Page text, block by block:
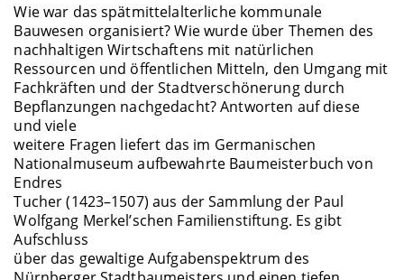
Wie war das spätmittelalterliche kommunale
Bauwesen organisiert? Wie wurde über Themen des
nachhaltigen Wirtschaftens mit natürlichen
Ressourcen und öffentlichen Mitteln, den Umgang mit
Fachkräften und der Stadtverschönerung durch
Bepflanzungen nachgedacht? Antworten auf diese
und viele
weitere Fragen liefert das im Germanischen
Nationalmuseum aufbewahrte Baumeisterbuch von
Endres
Tucher (1423–1507) aus der Sammlung der Paul
Wolfgang Merkel’schen Familienstiftung. Es gibt
Aufschluss
über das gewaltige Aufgabenspektrum des